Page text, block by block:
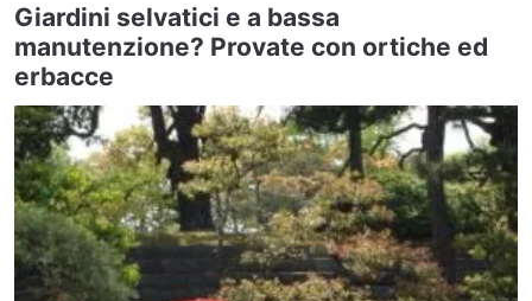
Giardini selvatici e a bassa
manutenzione? Provate con ortiche ed
erbacce